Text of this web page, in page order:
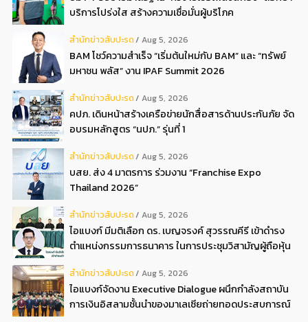
บริการโปร่งใส สร้างความเชื่อมั่นผู้บริโภค
สํานักข่าวสับปะรด Aug 5, 2026
BAM โชว์ความสำเร็จ “เริ่มต้นใหม่กับ BAM” และ “ทรัพย์
มหาชน พลัส” งาน IPAF Summit 2026
สํานักข่าวสับปะรด Aug 5, 2026
คปภ. เดินหน้าสร้างเครือข่ายนักสื่อสารด้านประกันภัย จัด
อบรมหลักสูตร “นปภ.” รุ่นที่ 1
สํานักข่าวสับปะรด Aug 5, 2026
บสย. ส่ง 4 มาตรการ ร่วมงาน “Franchise Expo
Thailand 2026”
สํานักข่าวสับปะรด Aug 5, 2026
ไอแบงก์ มีมติเลือก ดร. เบญจรงค์ สุวรรณคีรี เข้าดำรง
ตำแหน่งกรรมการธนาคาร ในการประชุมวิสามัญผู้ถือหุ้น
สํานักข่าวสับปะรด Aug 5, 2026
ไอแบงก์จัดงาน Executive Dialogue ผนึกกำลังสถาบัน
การเงินอิสลามชั้นนำของมาเลเซียถ่ายทอดประสบการณ์